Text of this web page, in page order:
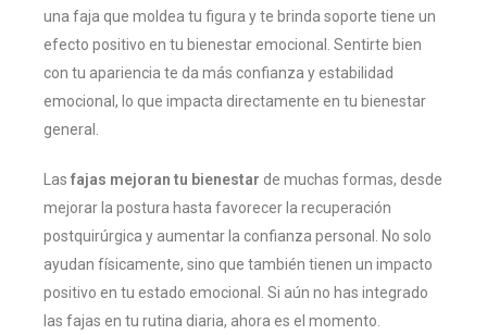
una faja que moldea tu figura y te brinda soporte tiene un
efecto positivo en tu bienestar emocional. Sentirte bien
con tu apariencia te da más confianza y estabilidad
emocional, lo que impacta directamente en tu bienestar
general.
Las fajas mejoran tu bienestar de muchas formas, desde
mejorar la postura hasta favorecer la recuperación
postquirúrgica y aumentar la confianza personal. No solo
ayudan físicamente, sino que también tienen un impacto
positivo en tu estado emocional. Si aún no has integrado
las fajas en tu rutina diaria, ahora es el momento.